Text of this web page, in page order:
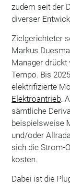
zudem seit der
diverser
Zielgerichteter
Markus
Manager drückt
Tempo. Bis
elektrifizierte
Elektroantrieb.
sämtliche
beispielsweise
und/oder
sich die Strom-
kosten.
Dabei ist die